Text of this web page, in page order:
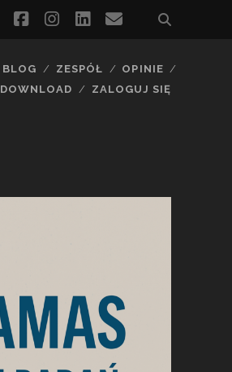
facebookinstagram
linkedinemail
BLOG ZESPÓŁ
OPINIE
DOWNLOAD ZALOGUJ SIĘ